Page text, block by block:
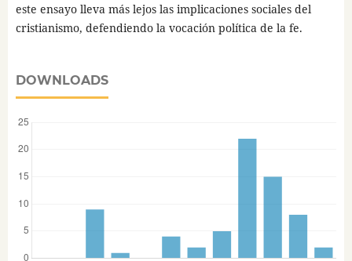
este ensayo lleva más lejos las implicaciones sociales del
cristianismo, defendiendo la vocación política de la fe.
DOWNLOADS